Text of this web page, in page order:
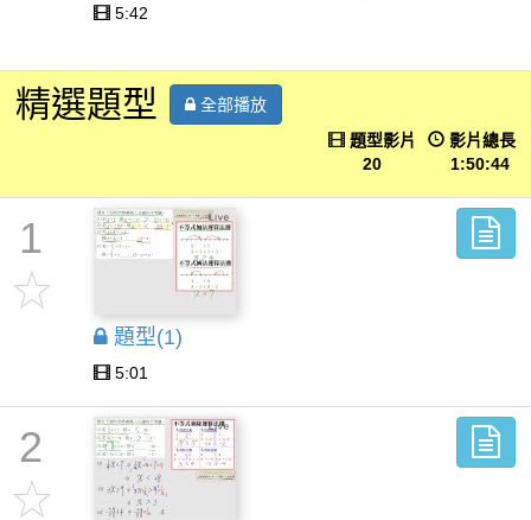
5:42
精選題型
全部播放
影片總長
1:50:44
題型影片
20
1
題型(1)
5:01
2